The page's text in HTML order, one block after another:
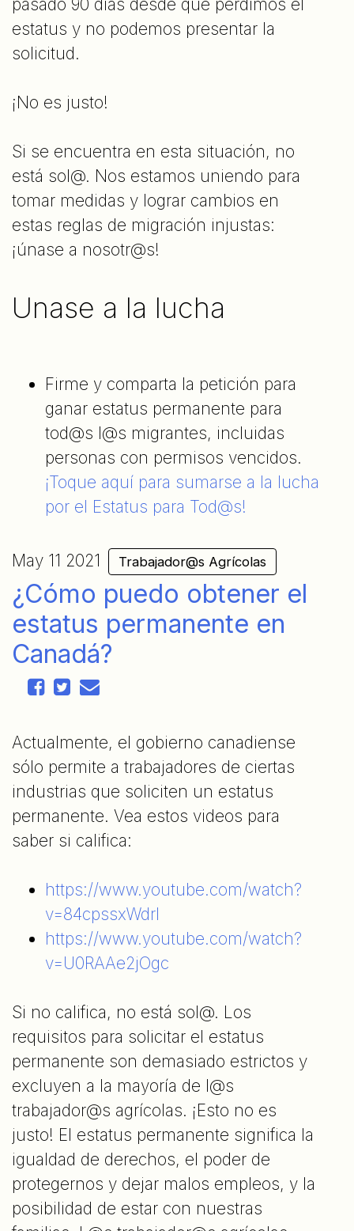
pasado 90 días desde que perdimos el
estatus y no podemos presentar la
solicitud.
¡No es justo!
Si se encuentra en esta situación, no
está sol@. Nos estamos uniendo para
tomar medidas y lograr cambios en
estas reglas de migración injustas:
¡únase a nosotr@s!
Unase a la lucha
Firme y comparta la petición para
ganar estatus permanente para
tod@s l@s migrantes, incluidas
personas con permisos vencidos.
¡Toque aquí para sumarse a la lucha
por el Estatus para Tod@s!
May 11 2021 Trabajador@s Agrícolas
¿Cómo puedo obtener el
estatus permanente en
Canadá?
Actualmente, el gobierno canadiense
sólo permite a trabajadores de ciertas
industrias que soliciten un estatus
permanente. Vea estos videos para
saber si califica:
https://www.youtube.com/watch?
v=84cpssxWdrI
https://www.youtube.com/watch?
v=U0RAAe2jOgc
Si no califica, no está sol@. Los
requisitos para solicitar el estatus
permanente son demasiado estrictos y
excluyen a la mayoría de l@s
trabajador@s agrícolas. ¡Esto no es
justo! El estatus permanente significa la
igualdad de derechos, el poder de
protegernos y dejar malos empleos, y la
posibilidad de estar con nuestras